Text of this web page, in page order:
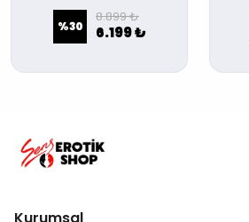
%30
8.899 ₺
6.199 ₺